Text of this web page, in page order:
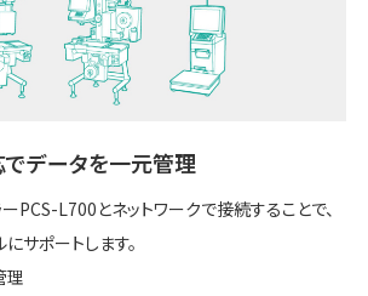
でデータを一元管理
PCS-L700とネットワークで接続することで、
サポートします。
理